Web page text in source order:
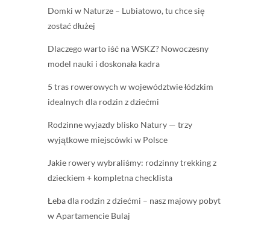
Domki w Naturze – Lubiatowo, tu chce się
zostać dłużej
Dlaczego warto iść na WSKZ? Nowoczesny
model nauki i doskonała kadra
5 tras rowerowych w województwie łódzkim
idealnych dla rodzin z dziećmi
Rodzinne wyjazdy blisko Natury — trzy
wyjątkowe miejscówki w Polsce
Jakie rowery wybraliśmy: rodzinny trekking z
dzieckiem + kompletna checklista
Łeba dla rodzin z dziećmi – nasz majowy pobyt
w Apartamencie Bulaj